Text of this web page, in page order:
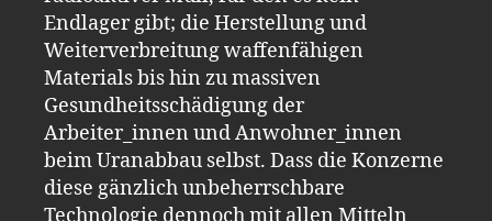
Endlager gibt; die Herstellung und
Weiterverbreitung waffenfähigen
Materials bis hin zu massiven
Gesundheitsschädigung der
Arbeiter_innen und Anwohner_innen
beim Uranabbau selbst. Dass die Konzerne
diese gänzlich unbeherrschbare
Technologie dennoch mit allen Mitteln